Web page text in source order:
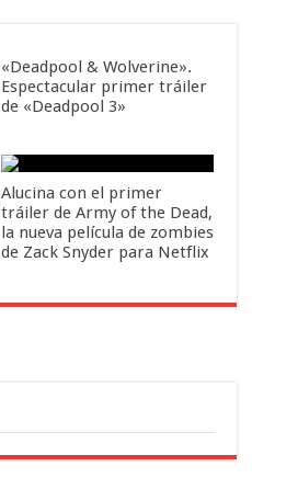
«Deadpool & Wolverine».
Espectacular primer tráiler
de «Deadpool 3»
Alucina con el primer
tráiler de Army of the Dead,
la nueva película de zombies
de Zack Snyder para Netflix